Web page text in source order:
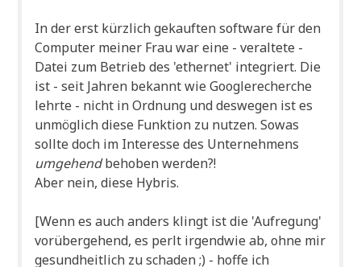
In der erst kürz­lich gekauf­ten soft­ware für den
Com­pu­ter mei­ner Frau war eine - ver­al­te­te -
Datei zum Betrieb des 'ether­net' inte­griert. Die
ist - seit Jah­ren bekannt wie Goog­le­re­cher­che
lehr­te - nicht in Ord­nung und des­we­gen ist es
unmög­lich die­se Funk­ti­on zu nut­zen. Sowas
soll­te doch im Inter­es­se des Unter­neh­mens
umge­hendbeho­ben werden?!
Aber nein, die­se Hybris.
[Wenn es auch anders klingt ist die 'Auf­re­gung'
vor­über­ge­hend, es perlt irgend­wie ab, ohne mir
gesund­heit­lich zu scha­den ;) - hof­fe ich